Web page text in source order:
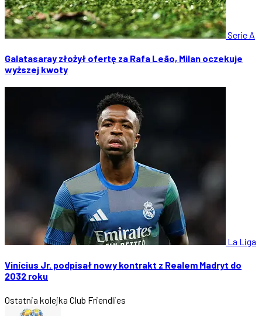
Serie A
Galatasaray złożył ofertę za Rafa Leão, Milan oczekuje
wyższej kwoty
La Liga
Vinícius Jr. podpisał nowy kontrakt z Realem Madryt do
2032 roku
Ostatnia kolejka Club Friendlies